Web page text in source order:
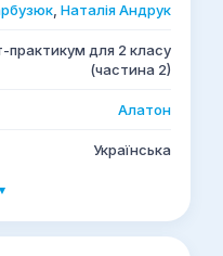
Наталія Андрук
практикум для 2 класу
(частина 2)
Алатон
Українська
▾